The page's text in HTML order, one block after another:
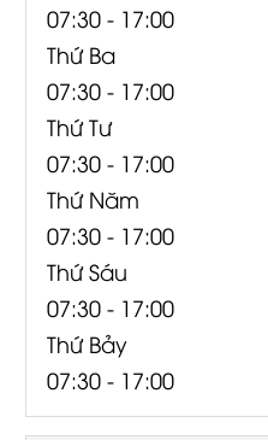
07:30 - 17:00
Thứ Ba
07:30 - 17:00
Thứ Tư
07:30 - 17:00
Thứ Năm
07:30 - 17:00
Thứ Sáu
07:30 - 17:00
Thứ Bảy
07:30 - 17:00